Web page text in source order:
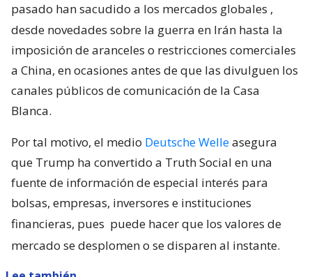
pasado han sacudido a los mercados globales ,
desde novedades sobre la guerra en Irán hasta la
imposición de aranceles o restricciones comerciales
a China, en ocasiones antes de que las divulguen los
canales públicos de comunicación de la Casa
Blanca.
Por tal motivo, el medio Deutsche Welleasegura
que Trump ha convertido a Truth Social en una
fuente de información de especial interés para
bolsas, empresas, inversores e instituciones
financieras, pues puede hacer que los valores de
mercado se desplomen o se disparen al instante.